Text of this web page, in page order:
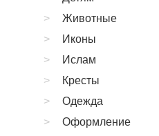
Животные
Иконы
Ислам
Кресты
Одежда
Оформление